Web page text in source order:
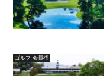
ゴルフ 会員権